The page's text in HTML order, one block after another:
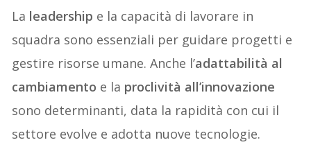
La leadership e la capacità di lavorare in
squadra sono essenziali per guidare progetti e
gestire risorse umane. Anche l’adattabilità al
cambiamento e la proclività all’innovazione
sono determinanti, data la rapidità con cui il
settore evolve e adotta nuove tecnologie.